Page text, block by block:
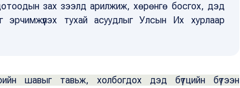
зах зээлд арилжиж, хөрөнгө босгох, дэд
эрчимжүүлэх тухай асуудлыг Улсын Их хурлаар
шавыг тавьж, холбогдох дэд бүтцийн бүтээн